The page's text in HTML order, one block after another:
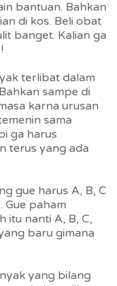
bantuan. Bahkan
di kos. Beli obat
banget. Kalian ga
terlibat dalam
sampe di
karna urusan
sama
ga harus
terus yang ada
gue harus A, B, C
Gue paham
itu nanti A, B, C,
baru gimana
yang bilang